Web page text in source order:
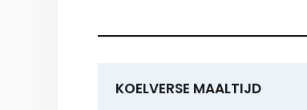
KOELVERSE MAALTIJD